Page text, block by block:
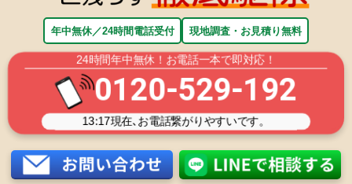
年中無休／24時間電話受付 現地調査・お見積り無料
24時間年中無休！お電話一本で即対応！
0120-529-192
13:17現在､お電話繋がりやすいです。